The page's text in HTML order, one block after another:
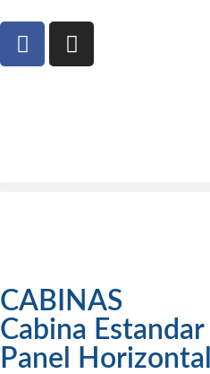
CABINAS
Cabina
Panel Horizontal